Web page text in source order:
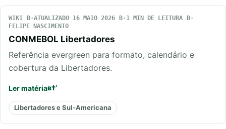
WIKI ATUALIZADO 16 MAIO 2026
1 MIN DE LEITURA
FELIPE NASCIMENTO
CONMEBOL Libertadores
Referência evergreen para formato, calendário e
cobertura da Libertadores.
Ler matéria
Libertadores e Sul-Americana